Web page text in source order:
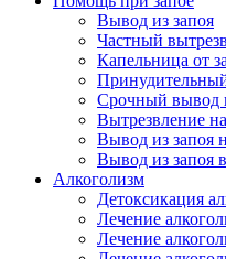
Вывод из запоя
Частный
Капельница от
Срочный вывод
Вытрезвление
Вывод из запоя
Вывод из запоя
Алкоголизм
Детоксикация
Лечение
Лечение